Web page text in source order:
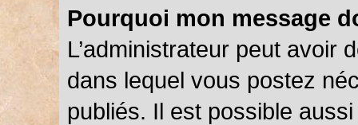
Pourquoi mon message
L’administrateur peut avoir
dans lequel vous postez
publiés. Il est possible